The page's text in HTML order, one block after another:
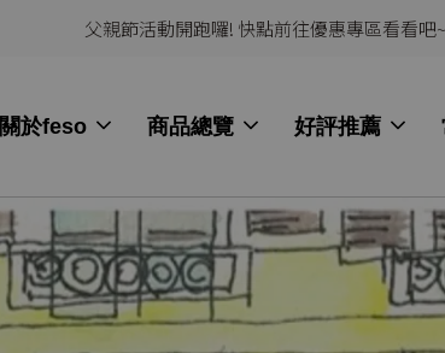
父親節活動開跑囉! 快點前往優惠專區看看
關於feso 商品總覽 好評推薦